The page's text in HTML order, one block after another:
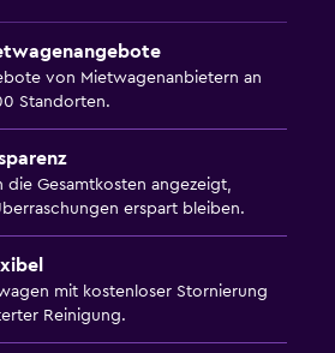
von Mietwagenanbietern an
Standorten.
die Gesamtkosten angezeigt,
erspart bleiben.
mit kostenloser Stornierung
Reinigung.